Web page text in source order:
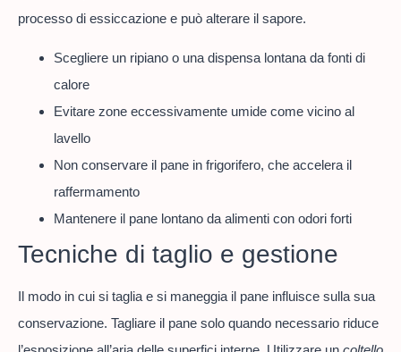
processo di essiccazione e può alterare il sapore.
Scegliere un ripiano o una dispensa lontana da fonti di
calore
Evitare zone eccessivamente umide come vicino al
lavello
Non conservare il pane in frigorifero, che accelera il
raffermamento
Mantenere il pane lontano da alimenti con odori forti
Tecniche di taglio e gestione
Il modo in cui si taglia e si maneggia il pane influisce sulla sua
conservazione. Tagliare il pane solo quando necessario riduce